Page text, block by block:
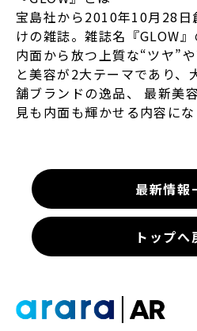
宝島社から2010年10月28日
けの雑誌。雑誌名『GLOW
内面から放つ上質な“ツヤ”
と美容が2大テーマであり、
舗ブランドの逸品、 最新美
見も内面も輝かせる内容にな
最新情報
トップへ